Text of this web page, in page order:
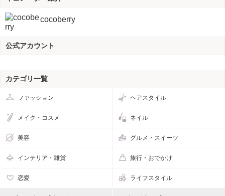
cocoberry
公式アカウント
カテゴリ一覧
ファッション ヘアスタイル
メイク・コスメ ネイル
美容 グルメ・スイーツ
インテリア・雑貨 旅行・おでかけ
恋愛 ライフスタイル